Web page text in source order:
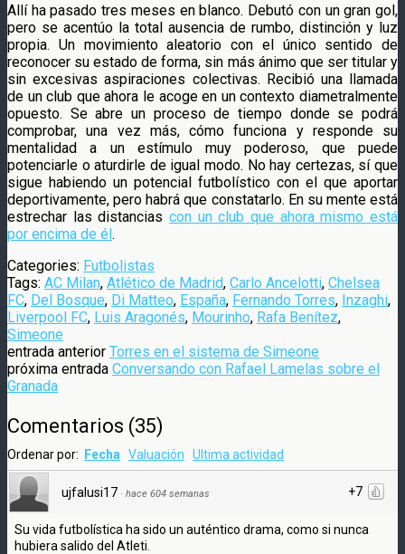
Allí ha pasado tres meses en blanco. Debutó con un gran gol,
pero se acentúo la total ausencia de rumbo, distinción y luz
propia. Un movimiento aleatorio con el único sentido de
reconocer su estado de forma, sin más ánimo que ser titular y
sin excesivas aspiraciones colectivas. Recibió una llamada
de un club que ahora le acoge en un contexto diametralmente
opuesto. Se abre un proceso de tiempo donde se podrá
comprobar, una vez más, cómo funciona y responde su
mentalidad a un estímulo muy poderoso, que puede
potenciarle o aturdirle de igual modo. No hay certezas, sí que
sigue habiendo un potencial futbolístico con el que aportar
deportivamente, pero habrá que constatarlo. En su mente está
estrechar las distancias con un club que ahora mismo está
por encima de él.
Categories: Futbolistas
Tags: AC Milan, Atlético de Madrid, Carlo Ancelotti, Chelsea
FC, Del Bosque, Di Matteo, España, Fernando Torres, Inzaghi,
Liverpool FC, Luis Aragonés, Mourinho, Rafa Benítez,
Simeone
entrada anterior Torres en el sistema de Simeone
próxima entrada Conversando con Rafael Lamelas sobre el
Granada
Comentarios (35)
Ordenar por: Fecha Valuación Ultima actividad
+7
ujfalusi17 · hace 604 semanas
Su vida futbolística ha sido un auténtico drama, como si nunca
hubiera salido del Atleti.